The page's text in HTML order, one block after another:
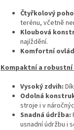
Čtyřkolový
terénu, včetně
Kloubová
najíždění.
Komfortní
Kompaktní a
Vysoký zdvih:
Odolná
stroje i v
Snadná údržba:
usnadní údržbu i